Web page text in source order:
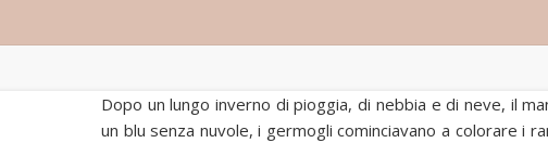
Dopo un lungo inverno di pioggia, di nebbia e di neve, il
un blu senza nuvole, i germogli cominciavano a colorare i